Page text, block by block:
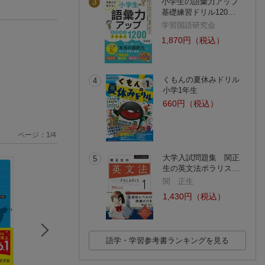
ページ： 1 /4
3
基礎練習ドリル120…
学習国語研究会
1,870円（税込）
4
くもんの夏休みドリル
小学1年生
660円（税込）
5
大学入試問題集 関正
生の英文法ポラリス…
関 正生
1,430円（税込）
語学・学習参考書ランキングを見る